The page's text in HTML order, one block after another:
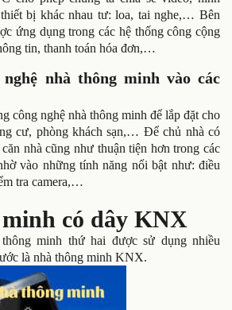
bị khác nhau tư: loa, tai nghe,… Bên
ứng dụng trong các hệ thống công cộng
tin, thanh toán hóa đơn,…
nhà thông minh vào các
công nghệ nhà thông minh để lắp đặt cho
cư, phòng khách sạn,… Để chủ nhà có
nhà cũng như thuận tiện hơn trong các
vào những tính năng nổi bật như: điều
tra camera,…
có dây KNX
minh thứ hai được sử dụng nhiều
là nhà thông minh KNX.